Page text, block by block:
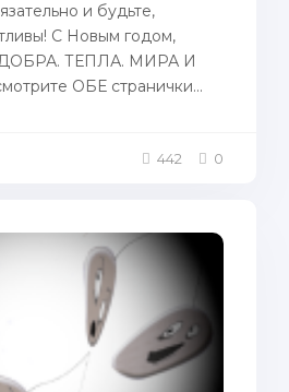
и будьте,
С Новым годом,
ДОБРА. ТЕПЛА. МИРА И
ОБЕ странички...
442 0